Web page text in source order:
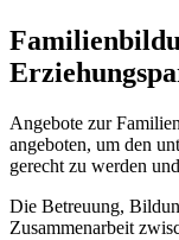
Angebote zur
angeboten, um den
gerecht zu werden
Die Betreuung,
Zusammenarbeit